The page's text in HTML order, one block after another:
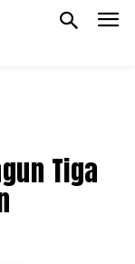
Tiga